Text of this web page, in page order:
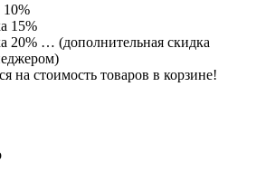
10%
15%
20% … (дополнительная скидка
на стоимость товаров в корзине!